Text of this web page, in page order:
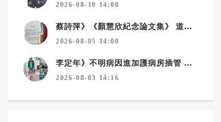
2026-08-10 14:00
蔡詩萍》《顏慧欣紀念論文集》 道盡了不捨、遺憾、沉痛
2026-08-05 14:00
李定年》不明病因進加護病房插管 靠馬拉松精神從鬼門關返回
2026-08-03 14:16